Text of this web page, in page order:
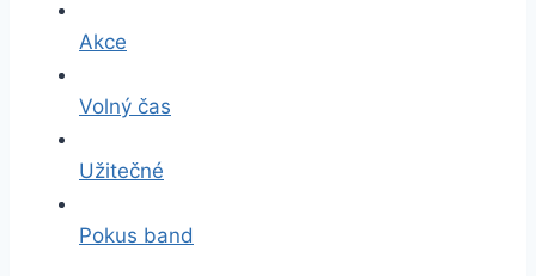
Akce
Volný čas
Užitečné
Pokus band